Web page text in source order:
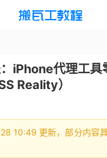
iPhone代理工具
Reality）
10:49 更新，部分内容